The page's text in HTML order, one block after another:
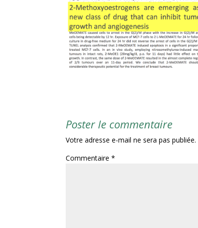
Poster le commentaire
Votre adresse e-mail ne sera pas publiée.
Commentaire*